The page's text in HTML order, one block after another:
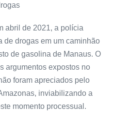
abril de 2021, a polícia
de drogas em um caminhão
de gasolina de Manaus. O
argumentos expostos no
foram apreciados pelo
inviabilizando a
momento processual.